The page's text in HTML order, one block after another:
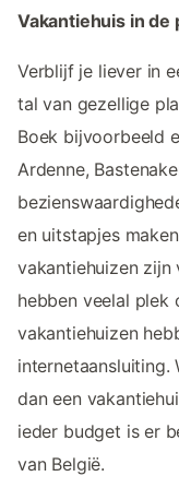
Vakantiehuis in
Verblijf je liever in
tal van gezellige
Boek bijvoorbeeld
Ardenne,
en uitstapjes
vakantiehuizen zijn
hebben veelal plek
vakantiehuizen
internetaansluiting.
dan een
ieder budget is er
van België.